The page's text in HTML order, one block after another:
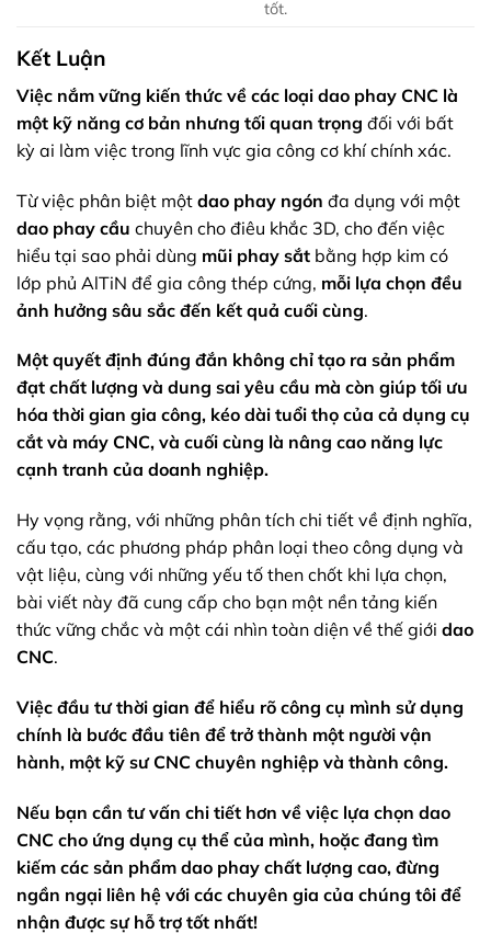
tốt.
Kết Luận
Việc nắm vững kiến thức về các loại dao phay CNC là
một kỹ năng cơ bản nhưng tối quan trọng đối với bất
kỳ ai làm việc trong lĩnh vực gia công cơ khí chính xác.
Từ việc phân biệt một dao phay ngón đa dụng với một
dao phay cầu chuyên cho điêu khắc 3D, cho đến việc
hiểu tại sao phải dùng mũi phay sắt bằng hợp kim có
lớp phủ AlTiN để gia công thép cứng, mỗi lựa chọn đều
ảnh hưởng sâu sắc đến kết quả cuối cùng.
Một quyết định đúng đắn không chỉ tạo ra sản phẩm
đạt chất lượng và dung sai yêu cầu mà còn giúp tối ưu
hóa thời gian gia công, kéo dài tuổi thọ của cả dụng cụ
cắt và máy CNC, và cuối cùng là nâng cao năng lực
cạnh tranh của doanh nghiệp.
Hy vọng rằng, với những phân tích chi tiết về định nghĩa,
cấu tạo, các phương pháp phân loại theo công dụng và
vật liệu, cùng với những yếu tố then chốt khi lựa chọn,
bài viết này đã cung cấp cho bạn một nền tảng kiến
thức vững chắc và một cái nhìn toàn diện về thế giới dao
CNC.
Việc đầu tư thời gian để hiểu rõ công cụ mình sử dụng
chính là bước đầu tiên để trở thành một người vận
hành, một kỹ sư CNC chuyên nghiệp và thành công.
Nếu bạn cần tư vấn chi tiết hơn về việc lựa chọn dao
CNC cho ứng dụng cụ thể của mình, hoặc đang tìm
kiếm các sản phẩm dao phay chất lượng cao, đừng
ngần ngại liên hệ với các chuyên gia của chúng tôi để
nhận được sự hỗ trợ tốt nhất!